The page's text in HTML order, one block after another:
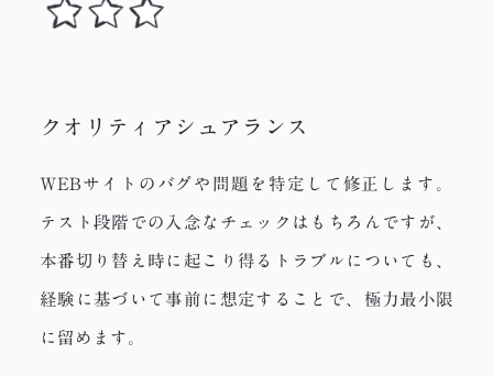
クオリティアシュアランス
WEBサイトのバグや問題を特定して修正します。
テスト段階での入念なチェックはもちろんですが、
本番切り替え時に起こり得るトラブルについても、
経験に基づいて事前に想定することで、極力最小限
に留めます。